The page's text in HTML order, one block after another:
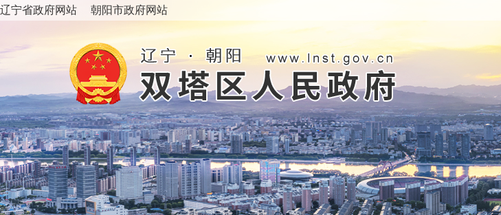
辽宁省政府网站 朝阳市政府网站